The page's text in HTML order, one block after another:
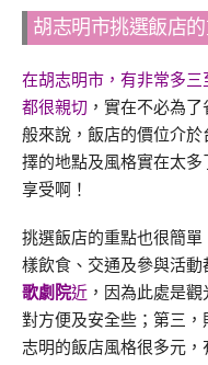
胡志明市挑選飯店
在胡志明市，有非常多
都很親切 ，實在不必為
般來說，飯店的價位介
擇的地點及風格實在太
享受啊！
挑選飯店的重點也很簡單
樣飲食、交通及參與活動
歌劇院近 ，因為此處是
對方便及安全些；第三，
志明的飯店風格很多元，